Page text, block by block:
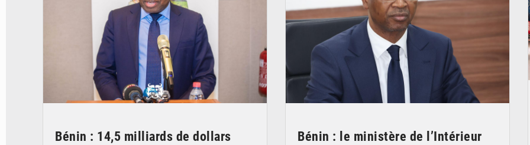
Bénin : 14,5 milliards de dollars
Bénin : le ministère de l’Intérieur